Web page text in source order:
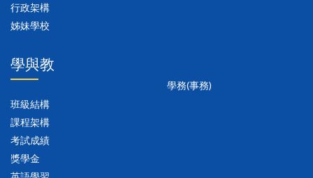
行政架構
姊妹學校
學與教
班級結構
課程架構
考試成績
獎學金
學務(事務)